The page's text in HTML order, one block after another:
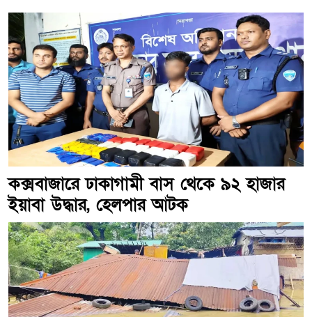
কক্সবাজারে ঢাকাগামী বাস থেকে ৯২ হাজার
ইয়াবা উদ্ধার, হেলপার আটক